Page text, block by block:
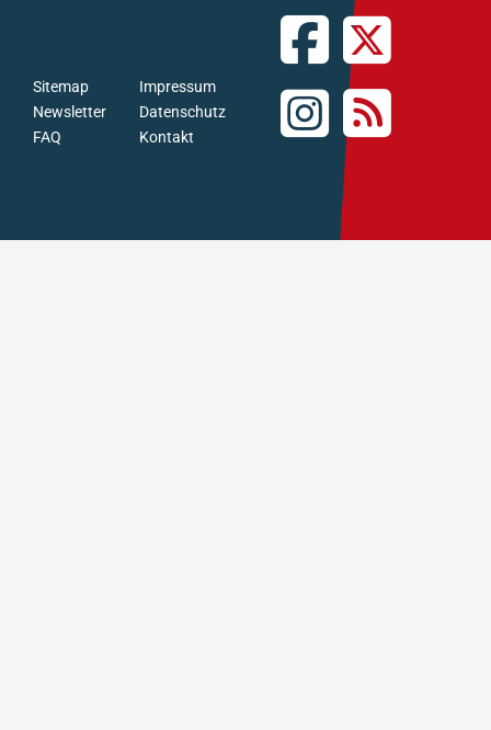
FAQ
Newsletter
Sitemap
Kontakt
Datenschutz
Impressum